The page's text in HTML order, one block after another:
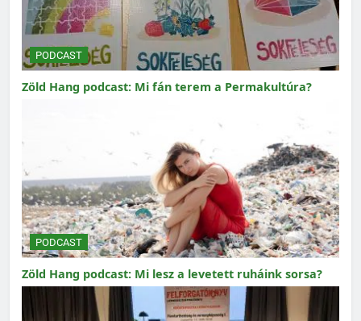
PODCAST
Zöld Hang podcast: Mi fán terem a Permakultúra?
PODCAST
Zöld Hang podcast: Mi lesz a levetett ruháink sorsa?